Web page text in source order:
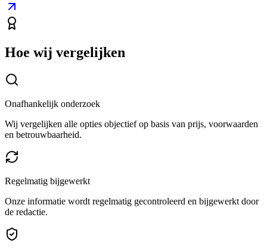
Hoe wij vergelijken
Onafhankelijk onderzoek
Wij vergelijken alle opties objectief op basis van prijs, voorwaarden
en betrouwbaarheid.
Regelmatig bijgewerkt
Onze informatie wordt regelmatig gecontroleerd en bijgewerkt door
de redactie.